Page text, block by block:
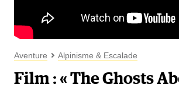
Aventure Alpinisme & Escalade
Film : « The Ghosts